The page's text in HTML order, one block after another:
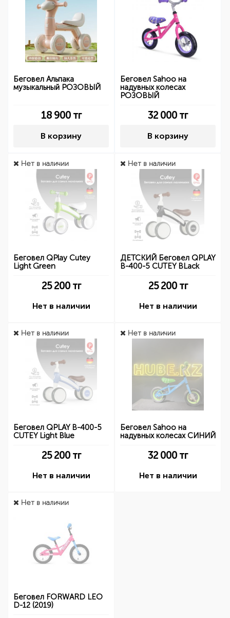
Беговел Альпака
музыкальный РОЗОВЫЙ
18 900тг
В корзину
Беговел Sahoo на
надувных колесах
РОЗОВЫЙ
32 000 тг
В корзину
Нет в наличии
Беговел QPlay Cutey
Light Green
25 200тг
Нет в наличии
Нет в наличии
ДЕТСКИЙ Беговел QPLAY
B-400-5 CUTEY BLack
25 200тг
Нет в наличии
Нет в наличии
Беговел QPLAY B-400-5
CUTEY Light Blue
25 200тг
Нет в наличии
Нет в наличии
Беговел Sahoo на
надувных колесах СИНИЙ
32 000 тг
Нет в наличии
Нет в наличии
Беговел FORWARD LEO
D-12 (2019)